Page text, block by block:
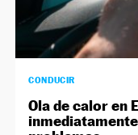
CONDUCIR
Ola de calor en